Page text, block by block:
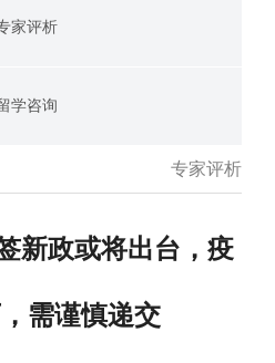
家评析
学咨询
专家评析
新政或将出台，疫
需谨慎递交